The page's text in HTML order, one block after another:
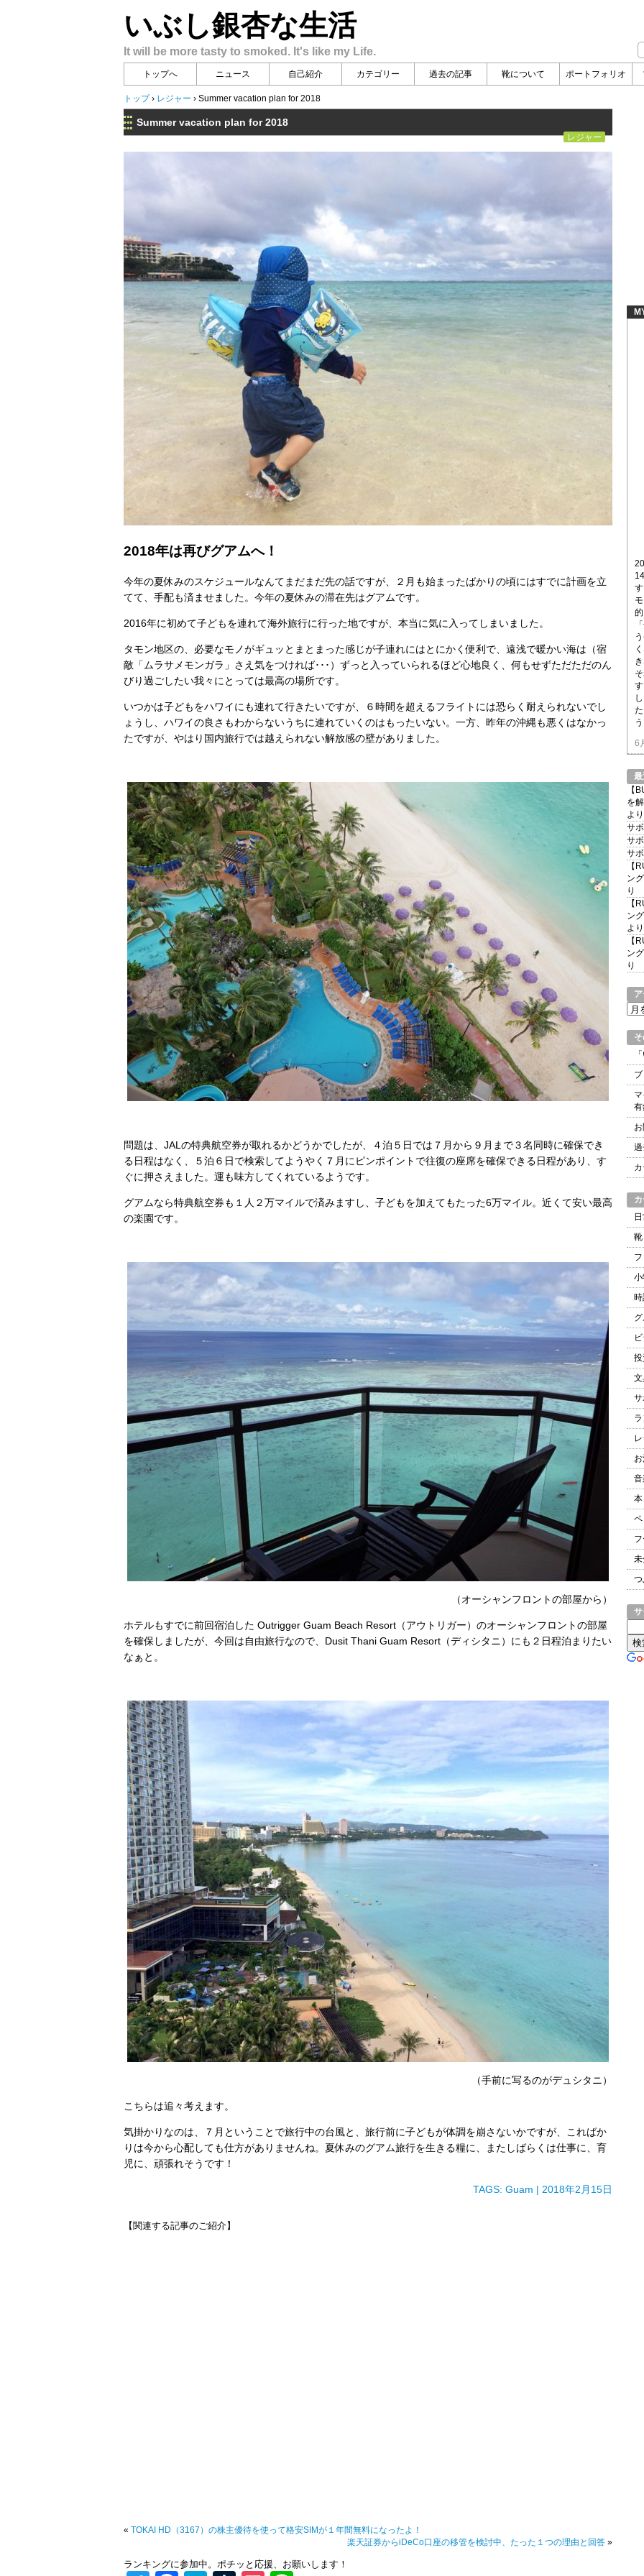
いぶし銀杏な生活
It will be more tasty to smoked. It's like my Life.
トップへ ニュース 自己紹介 カテゴリー 過去の記事 靴について ポートフォリオ
トップ › レジャー › Summer vacation plan for 2018
Summer vacation plan for 2018
レジャー
2018年は再びグアムへ！
今年の夏休みのスケジュールなんてまだまだ先の話ですが、２月も始まったばかりの頃にはすでに計画を立
てて、手配も済ませました。今年の夏休みの滞在先はグアムです。
2016年に初めて子どもを連れて海外旅行に行った地ですが、本当に気に入ってしまいました。
タモン地区の、必要なモノがギュッとまとまった感じが子連れにはとにかく便利で、遠浅で暖かい海は（宿
敵「ムラサメモンガラ」さえ気をつければ･･･）ずっと入っていられるほど心地良く、何もせずただただのん
びり過ごしたい我々にとっては最高の場所です。
いつかは子どもをハワイにも連れて行きたいですが、６時間を超えるフライトには恐らく耐えられないでし
ょうし、ハワイの良さもわからないうちに連れていくのはもったいない。一方、昨年の沖縄も悪くはなかっ
たですが、やはり国内旅行では越えられない解放感の壁がありました。
問題は、JALの特典航空券が取れるかどうかでしたが、４泊５日では７月から９月まで３名同時に確保でき
る日程はなく、５泊６日で検索してようやく７月にピンポイントで往復の座席を確保できる日程があり、す
ぐに押さえました。運も味方してくれているようです。
グアムなら特典航空券も１人２万マイルで済みますし、子どもを加えてもたった6万マイル。近くて安い最高
の楽園です。
（オーシャンフロントの部屋から）
ホテルもすでに前回宿泊した Outrigger Guam Beach Resort（アウトリガー）のオーシャンフロントの部屋
を確保しましたが、今回は自由旅行なので、 Dusit Thani Guam Resort（ディシタニ）にも２日程泊まりたい
なぁと。
（手前に写るのがデュシタニ）
こちらは追々考えます。
気掛かりなのは、７月ということで旅行中の台風と、旅行前に子どもが体調を崩さないかですが、こればか
りは今から心配しても仕方がありませんね。夏休みのグアム旅行を生きる糧に、またしばらくは仕事に、育
児に、頑張れそうです！
TAGS: Guam | 2018年2月15日
【関連する記事のご紹介】
« TOKAI HD（3167）の株主優待を使って格安SIMが１年間無料になったよ！
楽天証券からiDeCo口座の移管を検討中、たった１つの理由と回答 »
ランキングに参加中。ポチッと応援、お願いします！
6
最
【
を
より
サ
サ
サ
【
ン
り
【
ン
より
【
ン
り
ア
カ
ブ
有
靴
小
投
サ
音
本
ペ
つ